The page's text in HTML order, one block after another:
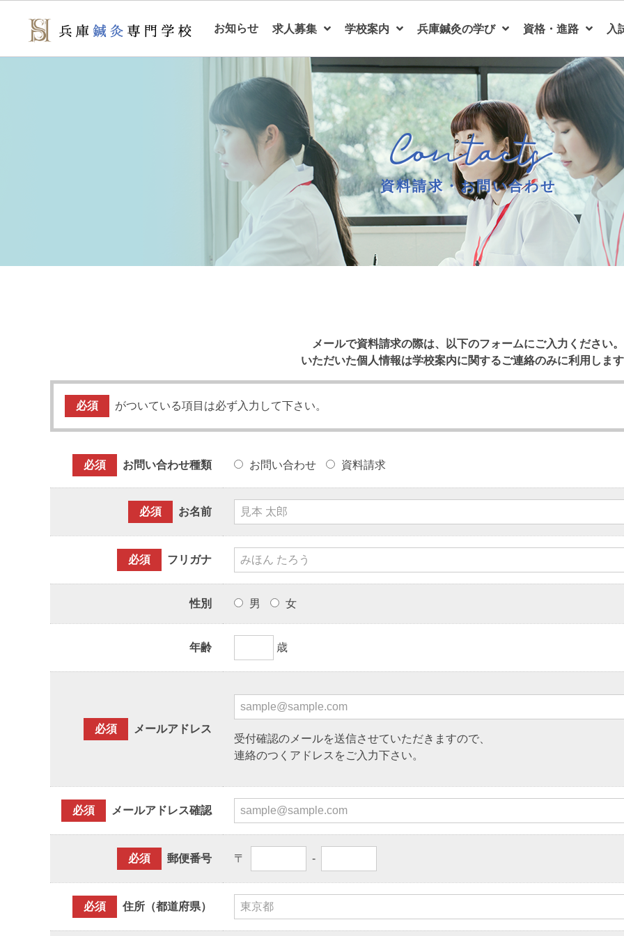
お知らせ 求人募集 学校案内 兵庫鍼灸の学び 資格・進路 入
Contacts
資料請求・お問い合わせ
メールで資料請求の際は、以下のフォームにご入力ください。
いただいた個人情報は学校案内に関するご連絡のみに利用しま
必須 がついている項目は必ず入力して下さい。
必須 お問い合わせ種類 お問い合わせ 資料請求
必須 お名前
必須 フリガナ
性別 男 女
年齢 歳
必須
メールアドレス
受付確認のメールを送信させていただきますので、
連絡のつくアドレスをご入力下さい。
必須 メールアドレス確認
必須 郵便番号 〒 -
必須 住所（都道府県）